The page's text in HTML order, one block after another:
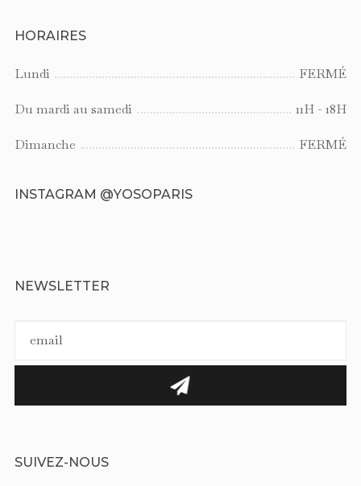
HORAIRES
Lundi FERMÉ
Du mardi au samedi 11H - 18H
Dimanche FERMÉ
INSTAGRAM @YOSOPARIS
NEWSLETTER
SUIVEZ-NOUS